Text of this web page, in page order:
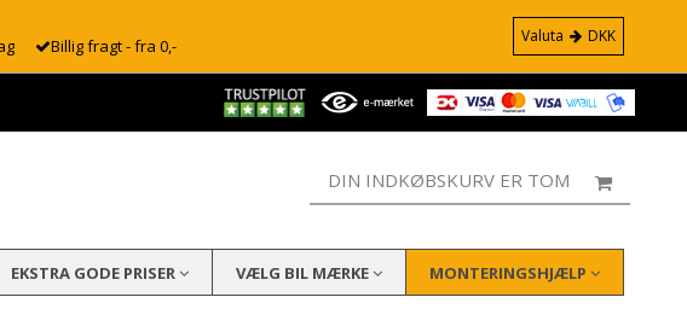
Billig fragt - fra 0,- Valuta DKK
DIN INDKØBSKURV ER TOM
EKSTRA GODE PRISER VÆLG BIL MÆRKE MONTERINGSHJÆLP